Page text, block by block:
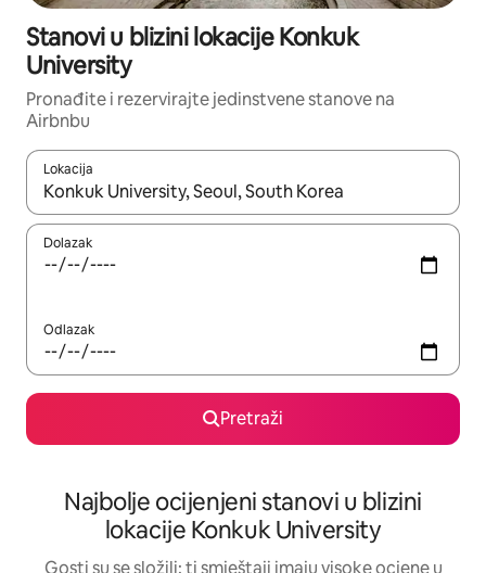
Stanovi u blizini lokacije Konkuk
University
Pronađite i rezervirajte jedinstvene stanove na
Airbnbu
Lokacija
Kada budu dostupni rezultati, moći ćete ih pregledati
Dolazak
Odlazak
Pretraži
Najbolje ocijenjeni stanovi u blizini
lokacije Konkuk University
Gosti su se složili: ti smještaji imaju visoke ocjene u